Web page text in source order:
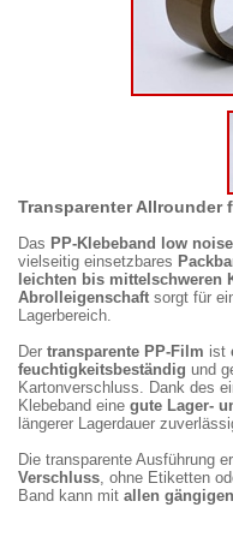
Transparenter Allrounder
Das PP-Klebeband low
vielseitig einsetzbares
leichten bis mittelschweren
Abrolleigenschaft sorgt für
Lagerbereich.
Der transparente PP-Film ist
feuchtigkeitsbeständig und
Kartonverschluss. Dank des
Klebeband eine gute Lager-
längerer Lagerdauer
Die transparente Ausführung
Verschluss , ohne Etiketten
Band kann mit allen